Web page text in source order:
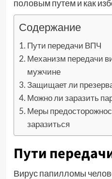
Содержание
Пути передачи ВПЧ
Механизм передачи
мужчине
Защищает ли
Можно ли заразить
Меры
заразиться
Пути
Вирус папилломы